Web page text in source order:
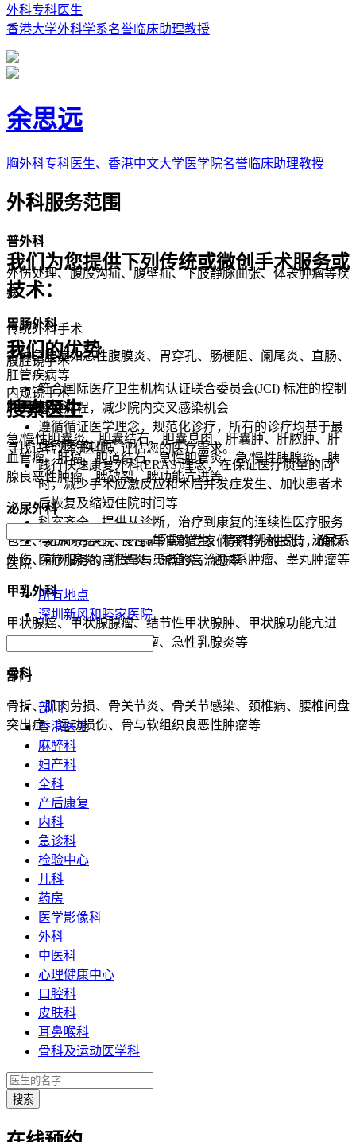
外科专科医生
香港大学外科学系名誉临床助理教授
余思远
胸外科专科医生、香港中文大学医学院名誉临床助理教授
外科服务范围
普外科
外伤处理、腹股沟疝、腹壁疝、下肢静脉曲张、体表肿瘤等疾
病
胃肠外科
各种急腹症如急性腹膜炎、胃穿孔、肠梗阻、阑尾炎、直肠、
肛管疾病等
肝胆胰外科
急/慢性胆囊炎、胆囊结石、胆囊息肉、肝囊肿、肝脓肿、肝
血管瘤、肝癌、胆道结石、急性胆管炎、急/慢性胰腺炎、胰
腺良恶性肿瘤、脾破裂、脾功能亢进等
泌尿外科
包茎、泌尿系结石、良性前列腺增生、精索静脉曲张、泌尿系
外伤、前列腺炎、附睾炎、尿道炎、泌尿系肿瘤、睾丸肿瘤等
甲乳外科
甲状腺癌、甲状腺腺瘤、结节性甲状腺肿、甲状腺功能亢进
症、乳腺癌、乳腺纤维腺瘤、急性乳腺炎等
骨科
骨折、肌肉劳损、骨关节炎、骨关节感染、颈椎病、腰椎间盘
突出症、运动损伤、骨与软组织良恶性肿瘤等
我们为您提供下列传统或微创手术服务或
技术：
传统外科手术
腹腔镜手术
内窥镜手术
我们的优势
符合国际医疗卫生机构认证联合委员会(JCI) 标准的控制
感染流程，减少院内交叉感染机会
遵循循证医学理念，规范化诊疗，所有的诊疗均基于最
佳的医学证据
践行快速康复外科(ERAS)理念，在保证医疗质量的同
时，减少手术应激反应和术后并发症发生、加快患者术
后恢复及缩短住院时间等
科室齐全，提供从诊断，治疗到康复的连续性医疗服务
得到地方医院、经验丰富的专家们强有力的支持，确保
医疗服务的高质量与患者的高治愈率
搜索医生
寻找适合您的医生，评估您的医疗需求。
医院
所有地点
深圳新风和睦家医院
部门
部门
香港医生
麻醉科
妇产科
全科
产后康复
内科
急诊科
检验中心
儿科
药房
医学影像科
外科
中医科
心理健康中心
口腔科
皮肤科
耳鼻喉科
骨科及运动医学科